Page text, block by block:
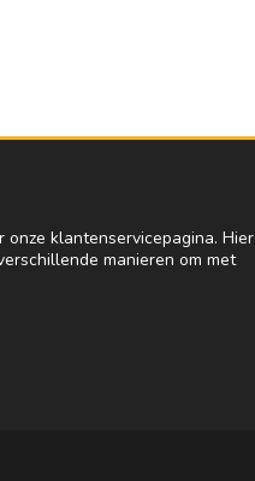
klantenservicepagina. Hier
manieren om met